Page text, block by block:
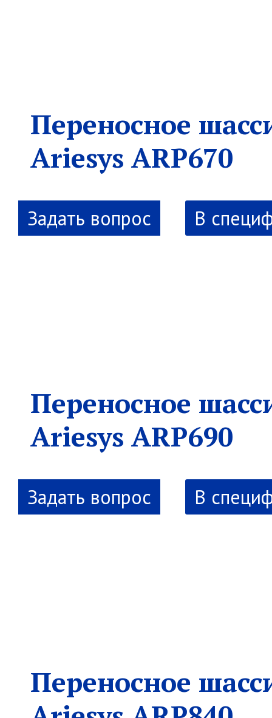
Переносное
Ariesys ARP670
В
Переносное
Ariesys ARP690
В
Переносное